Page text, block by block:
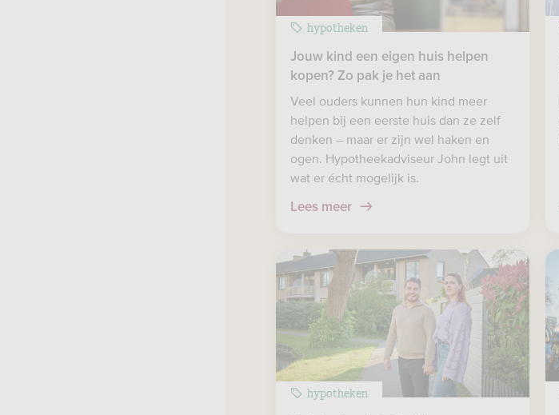
hypotheken
Jouw kind een eigen huis helpen
kopen? Zo pak je het aan
Veel ouders kunnen hun kind meer
helpen bij een eerste huis dan ze zelf
denken – maar er zijn wel haken en
ogen. Hypotheekadviseur John legt uit
wat er écht mogelijk is.
Lees meer
hypotheken